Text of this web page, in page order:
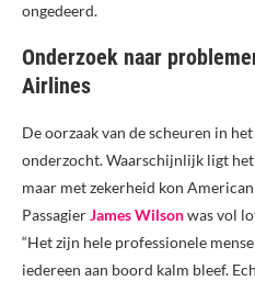
ongedeerd.
Onderzoek naar
Airlines
De oorzaak van de scheuren in
onderzocht. Waarschijnlijk ligt
maar met zekerheid kon
PassagierJames Wilsonwas vol
“Het zijn hele professionele
iedereen aan boord kalm bleef.